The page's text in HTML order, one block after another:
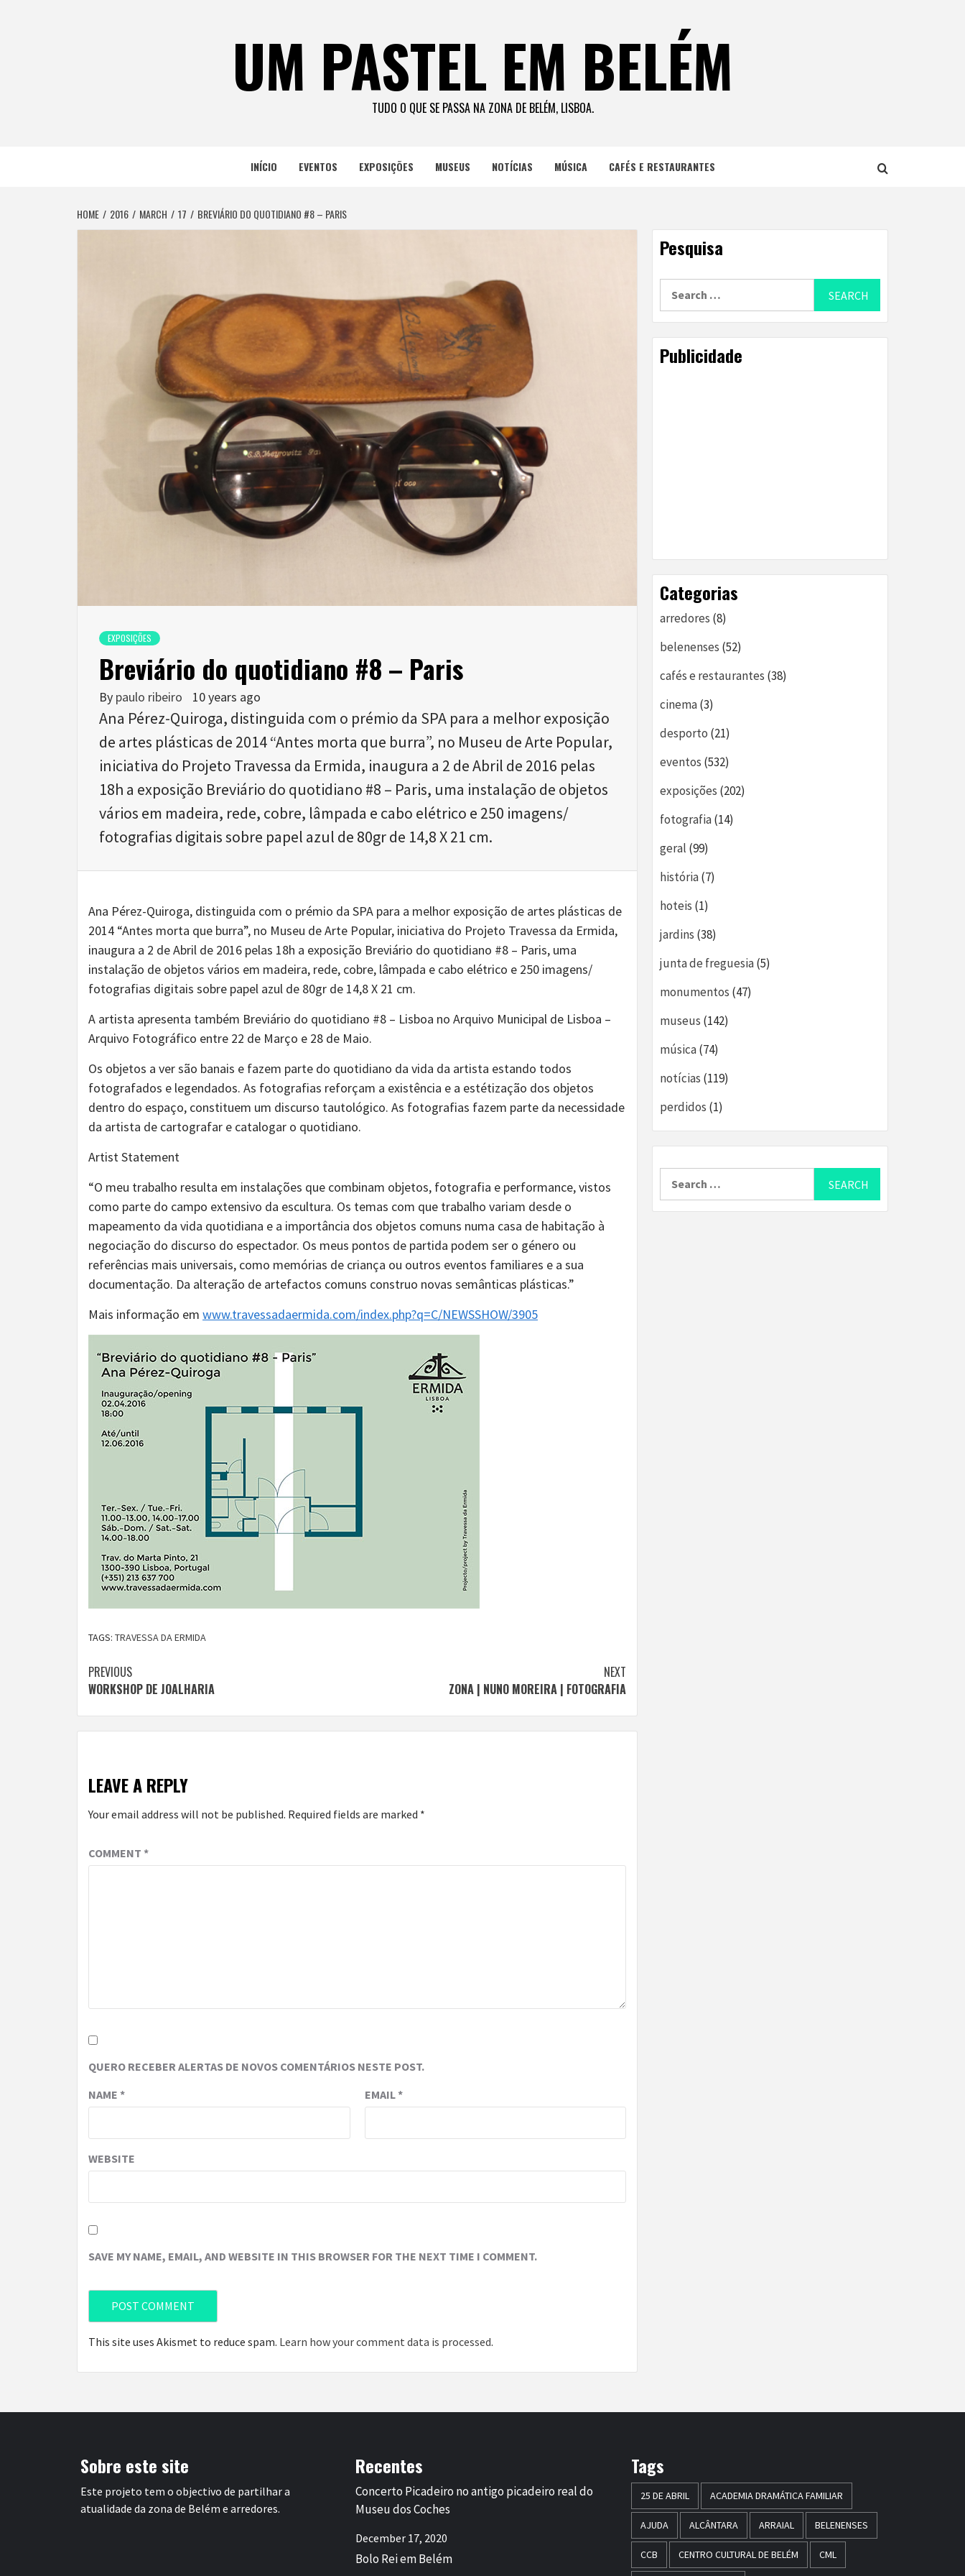
UM PASTEL EM BELÉM
TUDO O QUE SE PASSA NA ZONA DE BELÉM, LISBOA.
INÍCIO EVENTOS EXPOSIÇÕES MUSEUS NOTÍCIAS MÚSICA CAFÉS E RESTAURANTES
HOME 2016 MARCH 17 BREVIÁRIO DO QUOTIDIANO #8 – PARIS
EXPOSIÇÕES
Breviário do quotidiano #8 – Paris
By paulo ribeiro 10 years ago
Ana Pérez-Quiroga, distinguida com o prémio da SPA para a melhor exposição
de artes plásticas de 2014 “Antes morta que burra”, no Museu de Arte Popular,
iniciativa do Projeto Travessa da Ermida, inaugura a 2 de Abril de 2016 pelas
18h a exposição Breviário do quotidiano #8 – Paris, uma instalação de objetos
vários em madeira, rede, cobre, lâmpada e cabo elétrico e 250 imagens/
fotografias digitais sobre papel azul de 80gr de 14,8 X 21 cm.
Ana Pérez-Quiroga, distinguida com o prémio da SPA para a melhor exposição de artes plásticas de
2014 “Antes morta que burra”, no Museu de Arte Popular, iniciativa do Projeto Travessa da Ermida,
inaugura a 2 de Abril de 2016 pelas 18h a exposição Breviário do quotidiano #8 – Paris, uma
instalação de objetos vários em madeira, rede, cobre, lâmpada e cabo elétrico e 250 imagens/
fotografias digitais sobre papel azul de 80gr de 14,8 X 21 cm.
A artista apresenta também Breviário do quotidiano #8 – Lisboa no Arquivo Municipal de Lisboa –
Arquivo Fotográfico entre 22 de Março e 28 de Maio.
Os objetos a ver são banais e fazem parte do quotidiano da vida da artista estando todos
fotografados e legendados. As fotografias reforçam a existência e a estétização dos objetos
dentro do espaço, constituem um discurso tautológico. As fotografias fazem parte da necessidade
da artista de cartografar e catalogar o quotidiano.
Artist Statement
“O meu trabalho resulta em instalações que combinam objetos, fotografia e performance, vistos
como parte do campo extensivo da escultura. Os temas com que trabalho variam desde o
mapeamento da vida quotidiana e a importância dos objetos comuns numa casa de habitação à
negociação do discurso do espectador. Os meus pontos de partida podem ser o género ou
referências mais universais, como memórias de criança ou outros eventos familiares e a sua
documentação. Da alteração de artefactos comuns construo novas semânticas plásticas.”
Mais informação em www.travessadaermida.com/index.php?q=C/NEWSSHOW/3905
TAGS: TRAVESSA DA ERMIDA
Continue
Reading
PREVIOUS
WORKSHOP DE JOALHARIA
NEXT
ZONA | NUNO MOREIRA | FOTOGRAFIA
LEAVE A REPLY
Your email address will not be published. Required fields are marked *
COMMENT *
QUERO RECEBER ALERTAS DE NOVOS COMENTÁRIOS NESTE POST.
NAME * EMAIL*
WEBSITE
SAVE MY NAME, EMAIL, AND WEBSITE IN THIS BROWSER FOR THE NEXT TIME I COMMENT.
This site uses Akismet to reduce spam. Learn how your comment data is processed.
Pesquisa
Publicidade
Categorias
arredores (8)
belenenses (52)
cafés e restaurantes (38)
cinema(3)
desporto (21)
eventos (532)
exposições (202)
fotografia(14)
geral (99)
história(7)
hoteis (1)
jardins (38)
junta de freguesia(5)
monumentos (47)
museus (142)
música(74)
notícias (119)
perdidos (1)
Sobre este site
Este projeto tem o objectivo de partilhar a
atualidade da zona de Belém e arredores.
Recentes
Concerto Picadeiro no antigo picadeiro real do
Museu dos Coches
December 17, 2020
Bolo Rei em Belém
Tags
25 DE ABRIL ACADEMIA DRAMÁTICA FAMILIAR
AJUDA ALCÂNTARA ARRAIAL BELENENSES
CCB CENTRO CULTURAL DE BELÉM CML